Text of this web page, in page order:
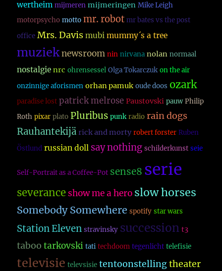
wertheim mijmeren mijmeringen Mike Leigh
motorpsycho motto mr. robot mr bates vs the post
office Mrs. Davis mubi mummy´s a tree
muzieknewsroom nin nirvana nolan normaal
nostalgie nrc ohrensessel Olga Tokarczuk on the air
onzinnige aforismen orhan pamuk oude doos ozark
paradise lost patrick melrose Paustovski pauw Philip
Roth pixar plato Pluribus punk radio rain dogs
Rauhantekijä rick and morty robert forster Ruben
Östlund russian doll say nothing schilderkunst seie
Self-Portrait as a Coffee-Pot sense8 serie
severance show me a hero slow horses
Somebody Somewhere spotify star wars
Station Eleven stravinsky succession t3
taboo tarkovski tati techdoom tegenlicht telefisie
televisie televsisie tentoonstelling theater